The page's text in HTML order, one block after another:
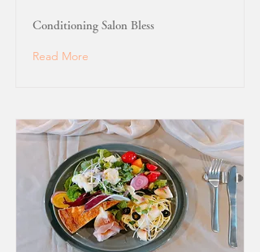
Conditioning Salon Bless
Read More